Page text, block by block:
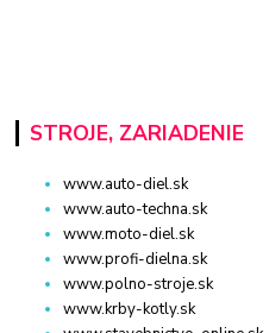
STROJE, ZARIADENIE
www.auto-diel.sk
www.auto-techna.sk
www.moto-diel.sk
www.profi-dielna.sk
www.polno-stroje.sk
www.krby-kotly.sk